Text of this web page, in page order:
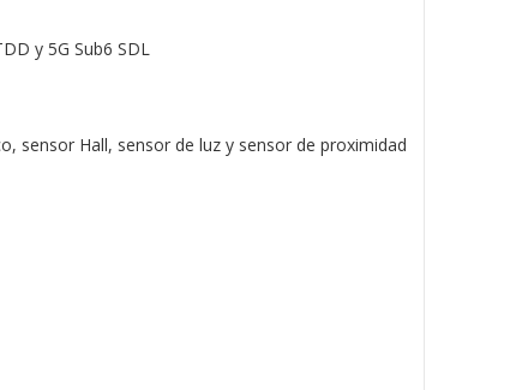
y 5G Sub6 SDL
sensor Hall, sensor de luz y sensor de proximidad